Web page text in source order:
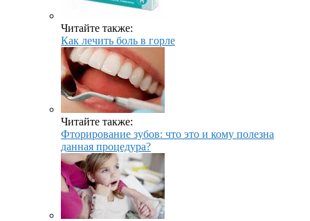
Читайте также:
Как лечить боль в горле
Читайте также:
Фторирование зубов: что это и кому полезна
данная процедура?